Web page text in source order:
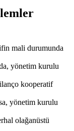
mali durumunda
yönetim kurulu
kooperatif
yönetim kurulu
olağanüstü